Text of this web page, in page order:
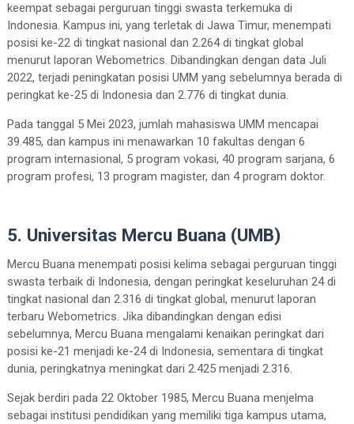
keempat sebagai perguruan tinggi swasta terkemuka di
Indonesia. Kampus ini, yang terletak di Jawa Timur, menempati
posisi ke-22 di tingkat nasional dan 2.264 di tingkat global
menurut laporan Webometrics. Dibandingkan dengan data Juli
2022, terjadi peningkatan posisi UMM yang sebelumnya berada di
peringkat ke-25 di Indonesia dan 2.776 di tingkat dunia.
Pada tanggal 5 Mei 2023, jumlah mahasiswa UMM mencapai
39.485, dan kampus ini menawarkan 10 fakultas dengan 6
program internasional, 5 program vokasi, 40 program sarjana, 6
program profesi, 13 program magister, dan 4 program doktor.
5. Universitas Mercu Buana (UMB)
Mercu Buana menempati posisi kelima sebagai perguruan tinggi
swasta terbaik di Indonesia, dengan peringkat keseluruhan 24 di
tingkat nasional dan 2.316 di tingkat global, menurut laporan
terbaru Webometrics. Jika dibandingkan dengan edisi
sebelumnya, Mercu Buana mengalami kenaikan peringkat dari
posisi ke-21 menjadi ke-24 di Indonesia, sementara di tingkat
dunia, peringkatnya meningkat dari 2.425 menjadi 2.316.
Sejak berdiri pada 22 Oktober 1985, Mercu Buana menjelma
sebagai institusi pendidikan yang memiliki tiga kampus utama,